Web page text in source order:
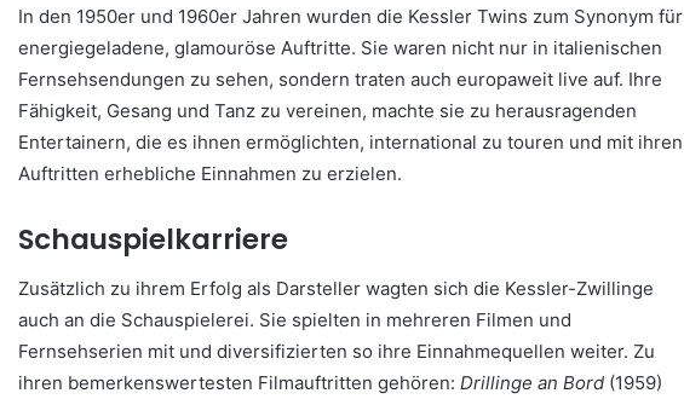
In den 1950er und 1960er Jahren wurden die Kessler Twins zum Synonym für
energiegeladene, glamouröse Auftritte. Sie waren nicht nur in italienischen
Fernsehsendungen zu sehen, sondern traten auch europaweit live auf. Ihre
Fähigkeit, Gesang und Tanz zu vereinen, machte sie zu herausragenden
Entertainern, die es ihnen ermöglichten, international zu touren und mit ihren
Auftritten erhebliche Einnahmen zu erzielen.
Schauspielkarriere
Zusätzlich zu ihrem Erfolg als Darsteller wagten sich die Kessler-Zwillinge
auch an die Schauspielerei. Sie spielten in mehreren Filmen und
Fernsehserien mit und diversifizierten so ihre Einnahmequellen weiter. Zu
ihren bemerkenswertesten Filmauftritten gehören: Drillinge an Bord (1959)